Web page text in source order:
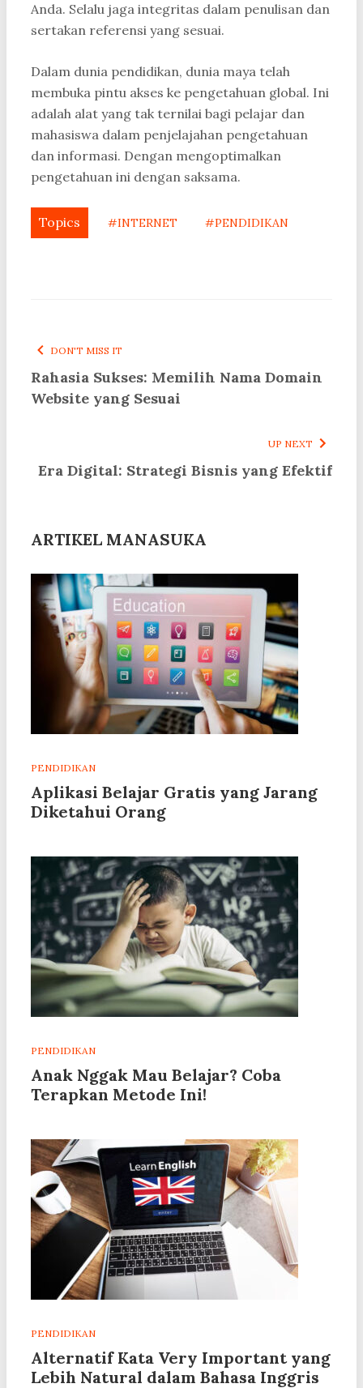
Anda. Selalu jaga integritas dalam penulisan dan
sertakan referensi yang sesuai.
Dalam dunia pendidikan, dunia maya telah
membuka pintu akses ke pengetahuan global. Ini
adalah alat yang tak ternilai bagi pelajar dan
mahasiswa dalam penjelajahan pengetahuan
dan informasi. Dengan mengoptimalkan
pengetahuan ini dengan saksama.
Topics #INTERNET #PENDIDIKAN
DON'T MISS IT
Rahasia Sukses: Memilih Nama Domain
Website yang Sesuai
UP NEXT
Era Digital: Strategi Bisnis yang Efektif
ARTIKEL MANASUKA
PENDIDIKAN
Aplikasi Belajar Gratis yang Jarang
Diketahui Orang
PENDIDIKAN
Anak Nggak Mau Belajar? Coba
Terapkan Metode Ini!
PENDIDIKAN
Alternatif Kata Very Important yang
Lebih Natural dalam Bahasa Inggris